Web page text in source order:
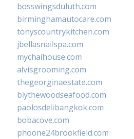
bosswingsduluth.com
birminghamautocare.com
tonyscountrykitchen.com
jbellasnailspa.com
mychaihouse.com
alvisgrooming.com
thegeorginaestate.com
blythewoodseafood.com
paolosdelibangkok.com
bobacove.com
phoone24brookfield.com